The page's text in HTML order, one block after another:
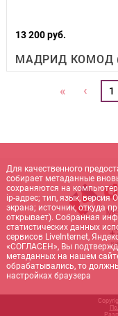
13 200 руб.
МАДРИД КОМОД
« ‹ 1
Для качественного
собирает метаданные
сохраняются на
ip-адрес; тип, язык, версия
экрана; источник, откуда
открывает). Собранная
статистических данных
сервисов LiveInternet,
«СОГЛАСЕН», Вы
метаданных на нашем
обрабатывались, то
настройках браузера